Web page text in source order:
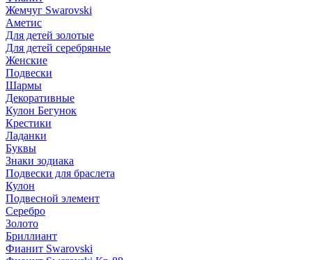
Жемчуг Swarovski
Аметис
Для детей золотые
Для детей серебряные
Женские
Подвески
Шармы
Декоративные
Кулон Бегунок
Крестики
Ладанки
Буквы
Знаки зодиака
Подвески для браслета
Кулон
Подвесной элемент
Серебро
Золото
Бриллиант
Фианит Swarovski